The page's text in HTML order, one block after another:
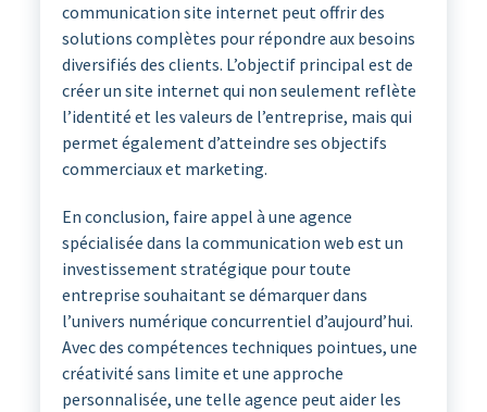
communication site internet peut offrir des
solutions complètes pour répondre aux besoins
diversifiés des clients. L’objectif principal est de
créer un site internet qui non seulement reflète
l’identité et les valeurs de l’entreprise, mais qui
permet également d’atteindre ses objectifs
commerciaux et marketing.
En conclusion, faire appel à une agence
spécialisée dans la communication web est un
investissement stratégique pour toute
entreprise souhaitant se démarquer dans
l’univers numérique concurrentiel d’aujourd’hui.
Avec des compétences techniques pointues, une
créativité sans limite et une approche
personnalisée, une telle agence peut aider les